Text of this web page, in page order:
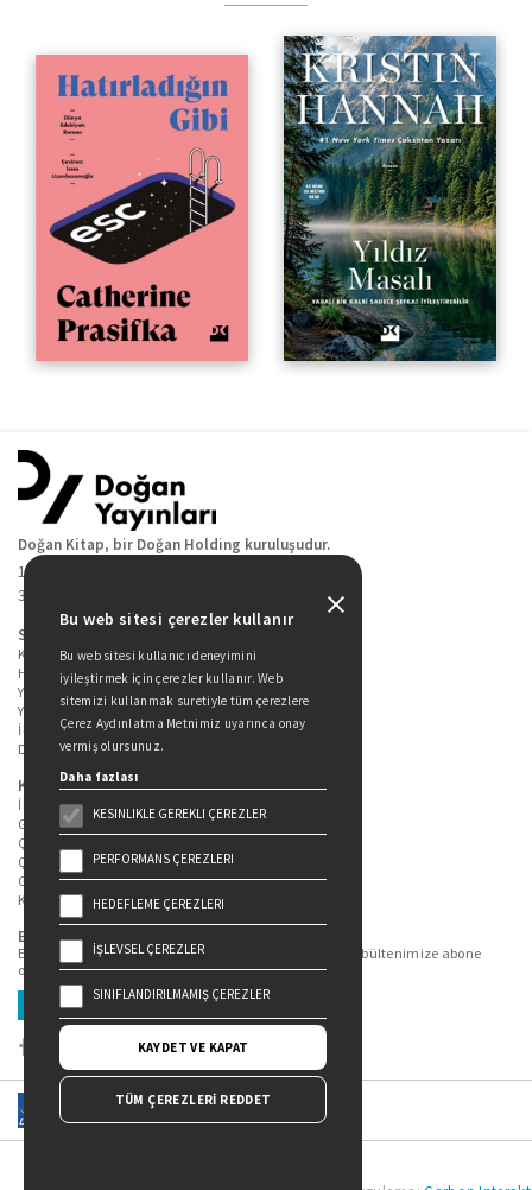
Doğan Kitap, bir Doğan Holding kuruluşudur.
19 Mayıs Cad. Golden Plaza No:1 Kat:10
34360 / Şişli / İstanbul
Sitede Yer Alan Sayfalar
Kitaplarımız
Hakkımızda
Yazarlarımız
Yazar Adayları İçin
İletişim
Duygu Asena Roman Ödülü
Kişisel Verilerin Korunması
İlgili Kişi Başvuru Formu
Genel Aydınlatma Metni
Çekiliş Aydınlatma Metni
Çerez Aydınlatma Metni
Gizlilik Politikası
Kullanım Şartları
Bizi Takip Edin...
En güncel kitap ve etkinliklerden haberdar olmak için bültenimize abone
olun.
Üye Ol
Bu web sitesi çerezler kullanır
Bu web sitesi kullanıcı deneyimini
iyileştirmek için çerezler kullanır. Web
sitemizi kullanmak suretiyle tüm çerezlere
Çerez Aydınlatma Metnimiz uyarınca onay
vermiş olursunuz.
Daha fazlası
KESINLIKLE GEREKLI ÇEREZLER
PERFORMANS ÇEREZLERI
HEDEFLEME ÇEREZLERI
İŞLEVSEL ÇEREZLER
SINIFLANDIRILMAMIŞ ÇEREZLER
KAYDET VE KAPAT
TÜM ÇEREZLERİ REDDET